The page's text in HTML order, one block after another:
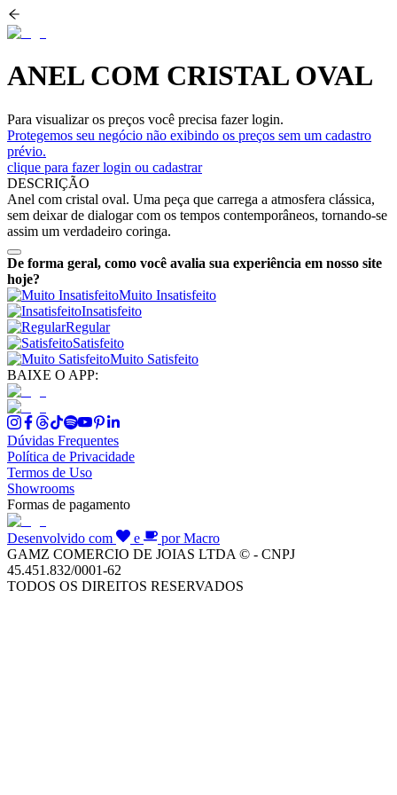
ANEL COM CRISTAL OVAL
Para visualizar os preços você precisa fazer login.
Protegemos seu negócio não exibindo os preços sem um cadastro
prévio.
clique para fazer login ou cadastrar
DESCRIÇÃO
Anel com cristal oval. Uma peça que carrega a atmosfera clássica,
sem deixar de dialogar com os tempos contemporâneos, tornando-se
assim um verdadeiro coringa.
De forma geral, como você avalia sua experiência em nosso site
hoje?
Muito Insatisfeito
Insatisfeito
Regular
Satisfeito
Muito Satisfeito
BAIXE O APP:
Dúvidas Frequentes
Política de Privacidade
Termos de Uso
Showrooms
Formas de pagamento
Desenvolvido com e
por Macro
GAMZ COMERCIO DE JOIAS LTDA © - CNPJ
45.451.832/0001-62
TODOS OS DIREITOS RESERVADOS